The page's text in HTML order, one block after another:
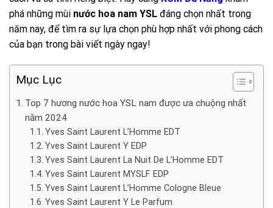
phá những mùi nước hoa nam YSL đáng chọn nhất trong
năm nay, để tìm ra sự lựa chọn phù hợp nhất với phong cách
của bạn trong bài viết ngày ngay!
Mục Lục
Top 7 hương nước hoa YSL nam được ưa chuộng nhất
năm 2024
Yves Saint Laurent L’Homme EDT
Yves Saint Laurent Y EDP
Yves Saint Laurent La Nuit De L’Homme EDT
Yves Saint Laurent MYSLF EDP
Yves Saint Laurent L’Homme Cologne Bleue
Yves Saint Laurent Y Le Parfum